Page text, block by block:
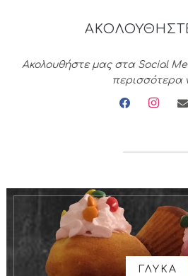
Ακολουθήστε μας στα Social
περισσότερα
facebook
ΓΛΥΚΑ